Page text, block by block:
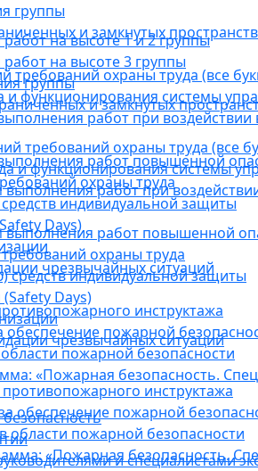
группы
и замкнутых
требований охраны труда (все
функционирования системы
работ при
работ повышенной
охраны труда
индивидуальной защиты
Days)
чрезвычайных ситуаций
инструктажа
пожарной
пожарной безопасности
«Пожарная безопасность.
и специалистами
на высоте 1 и 2 группы
на высоте 3 группы
группы
и замкнутых
требований охраны труда (все
и функционирования системы
работ при
работ повышенной
охраны труда
индивидуальной защиты
Days)
чрезвычайных ситуаций
инструктажа
обеспечение пожарной
пожарной безопасности
«Пожарная безопасность.